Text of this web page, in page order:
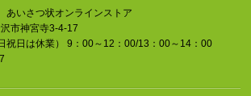
いさつ状オンラインストア
市神宮寺3-4-17
祝日は休業） 9：00～12：00/13：00～14：00